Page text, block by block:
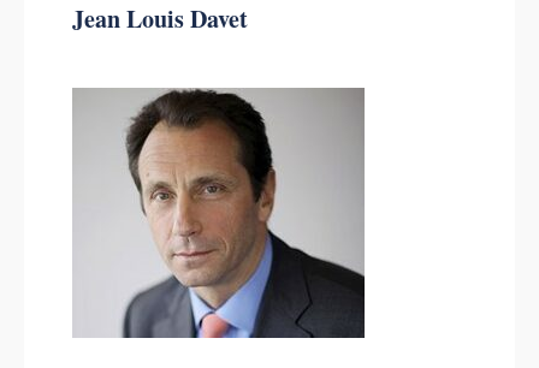
Jean Louis Davet